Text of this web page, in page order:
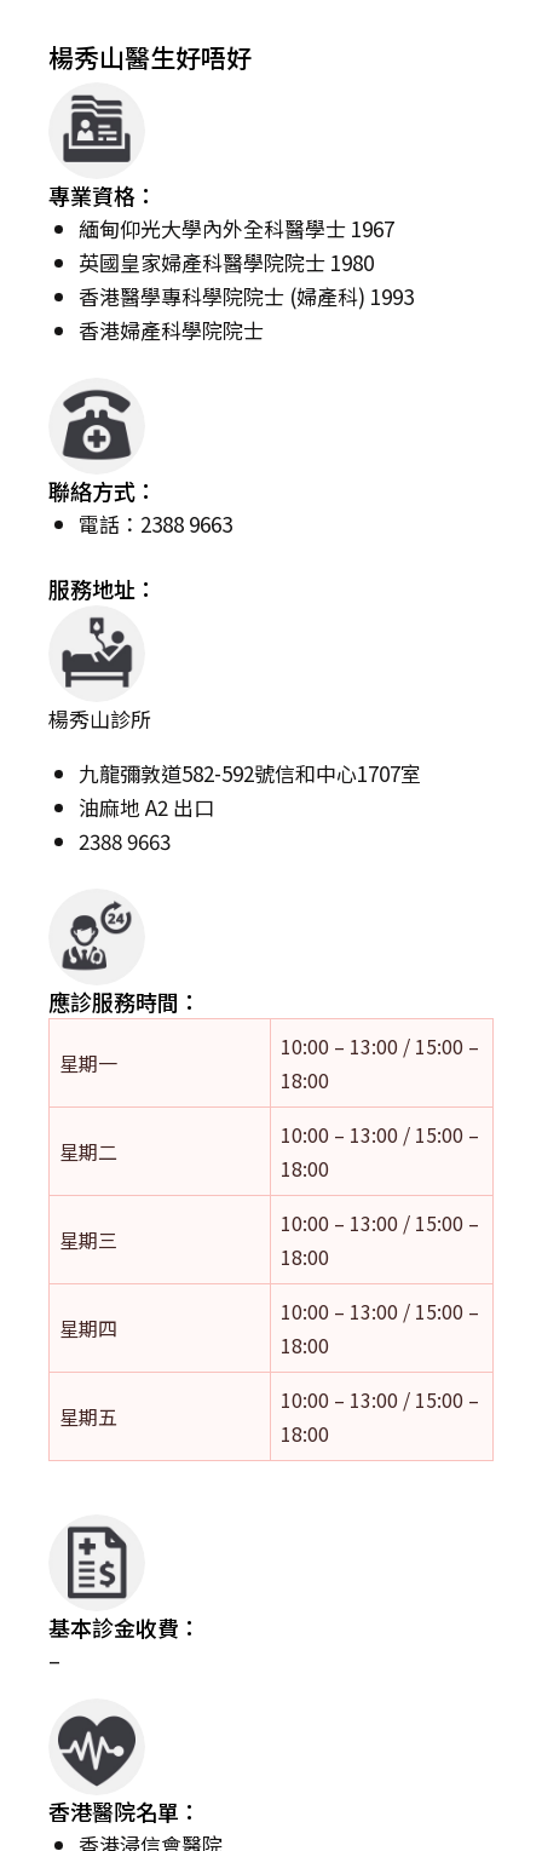
楊秀山醫生好唔好
專業資格：
緬甸仰光大學內外全科醫學士 1967
英國皇家婦產科醫學院院士 1980
香港醫學專科學院院士 (婦產科) 1993
香港婦產科學院院士
聯絡方式：
電話：2388 9663
服務地址：
楊秀山診所
九龍彌敦道582-592號信和中心1707室
油麻地 A2 出口
2388 9663
應診服務時間：
星期一
10:00 – 13:00 / 15:00 –
18:00
星期二
10:00 – 13:00 / 15:00 –
18:00
星期三
10:00 – 13:00 / 15:00 –
18:00
星期四
10:00 – 13:00 / 15:00 –
18:00
星期五
10:00 – 13:00 / 15:00 –
18:00
基本診金收費：
–
香港醫院名單：
香港浸信會醫院